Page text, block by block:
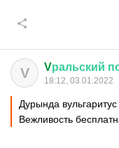
V Vральский
18:12, 03.01.2022
Дурында вульгаритус
Вежливость